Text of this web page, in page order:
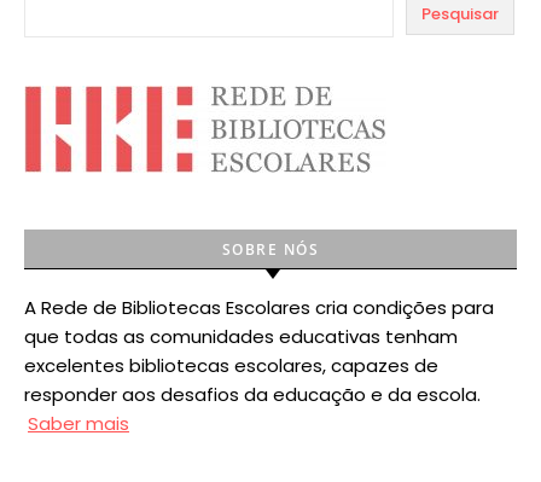
Pesquisar
SOBRE NÓS
A Rede de Bibliotecas Escolares cria condições para
que todas as comunidades educativas tenham
excelentes bibliotecas escolares, capazes de
responder aos desafios da educação e da escola.
Saber mais